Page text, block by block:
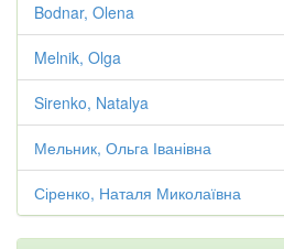
Bodnar, Olena
Melnik, Olga
Sirenko, Natalya
Мельник, Ольга Іванівна
Сіренко, Наталя Миколаївна